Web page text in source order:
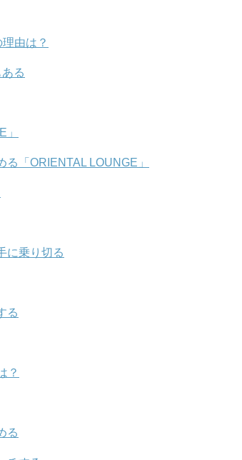
由は？
る
「ORIENTAL LOUNGE」
に乗り切る
る
？
る